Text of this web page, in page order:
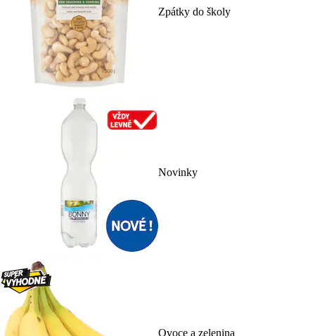
Zpátky do školy
Novinky
Ovoce a zelenina